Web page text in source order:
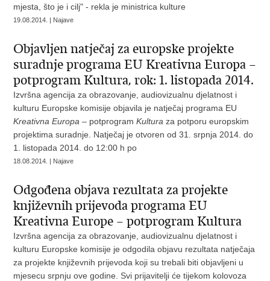
mjesta, što je i cilj" - rekla je ministrica kulture
19.08.2014. | Najave
Objavljen natječaj za europske projekte
suradnje programa EU Kreativna Europa –
potprogram Kultura, rok: 1. listopada 2014.
Izvršna agencija za obrazovanje, audiovizualnu djelatnost i
kulturu Europske komisije objavila je natječaj programa EU
Kreativna Europa – potprogramKultura za potporu europskim
projektima suradnje. Natječaj je otvoren od 31. srpnja 2014. do
1. listopada 2014. do 12:00 h po
18.08.2014. | Najave
Odgođena objava rezultata za projekte
književnih prijevoda programa EU
Kreativna Europe – potprogram Kultura
Izvršna agencija za obrazovanje, audiovizualnu djelatnost i
kulturu Europske komisije je odgodila objavu rezultata natječaja
za projekte književnih prijevoda koji su trebali biti objavljeni u
mjesecu srpnju ove godine. Svi prijavitelji će tijekom kolovoza